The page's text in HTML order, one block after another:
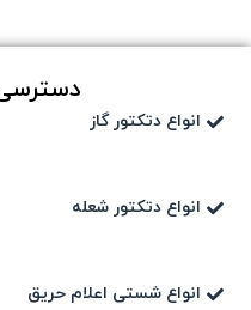
انواع دتکتور گاز
انواع دتکتور شعله
انواع شستی اعلام حریق